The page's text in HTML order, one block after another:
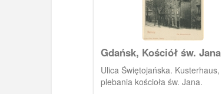
Gdańsk, Kościół św. Jana
Ulica Świętojańska.
plebania kościoła św. Jana.